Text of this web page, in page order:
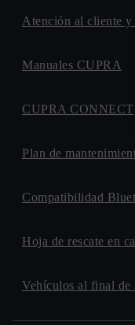
Atención al cliente y
Manuales CUPRA
CUPRA CONNECT
Plan de
Compatibilidad
Hoja de rescate en
Vehículos al final de